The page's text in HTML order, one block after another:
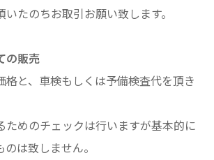
たのちお取引お願い致します。
の販売
格と、車検もしくは予備検査代を頂き
ためのチェックは行いますが基本的に
は致しません。